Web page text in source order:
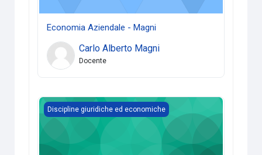
Economia Aziendale - Magni
Carlo Alberto Magni
Docente
Dardano - Discipline giuridiche ed economiche
Discipline giuridiche ed economiche